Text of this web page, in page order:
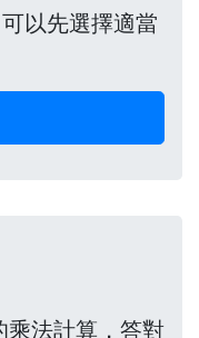
以先選擇適當
法計算，答對